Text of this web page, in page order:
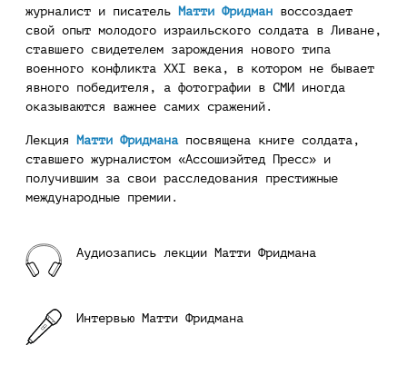
журналист и писатель Матти Фридман воссоздает
свой опыт молодого израильского солдата в Ливане,
ставшего свидетелем зарождения нового типа
военного конфликта XXI века, в котором не бывает
явного победителя, а фотографии в СМИ иногда
оказываются важнее самих сражений.
Лекция Матти Фридманапосвящена книге солдата,
ставшего журналистом «Ассошиэйтед Пресс» и
получившим за свои расследования престижные
международные премии.
Аудиозапись лекции Матти Фридмана
Интервью Матти Фридмана